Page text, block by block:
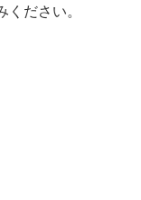
ださい。